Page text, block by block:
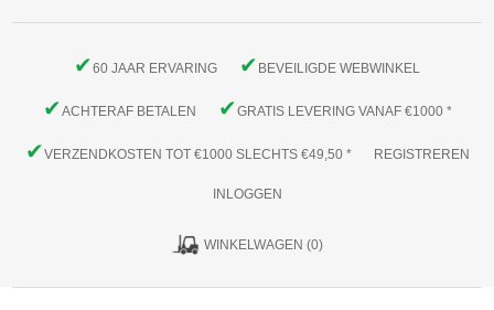
✔60 JAAR ERVARING ✔ BEVEILIGDE WEBWINKEL
✔ACHTERAF BETALEN ✔GRATIS LEVERING VANAF €1000 *
✔VERZENDKOSTEN TOT €1000 SLECHTS €49,50 * REGISTREREN
INLOGGEN
WINKELWAGEN (0)